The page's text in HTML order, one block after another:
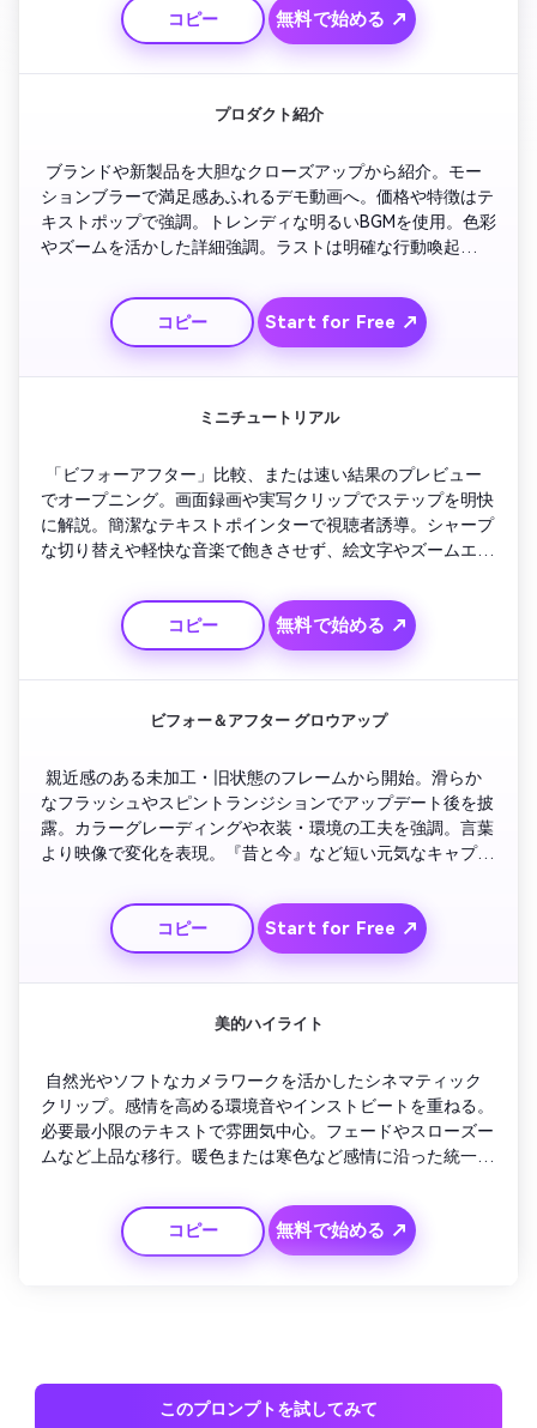
コピー
無料で始める ↗
プロダクト紹介
ブランドや新製品を大胆なクローズアップから紹介。モー
ションブラーで満足感あふれるデモ動画へ。価格や特徴はテ
キストポップで強調。トレンディな明るいBGMを使用。色彩
やズームを活かした詳細強調。ラストは明確な行動喚起
コピー Start for Free ↗
ミニチュートリアル
「ビフォーアフター」比較、または速い結果のプレビュー
でオープニング。画面録画や実写クリップでステップを明快
に解説。簡潔なテキストポインターで視聴者誘導。シャープ
な切り替えや軽快な音楽で飽きさせず、絵文字やズームエフ
コピー 無料で始める ↗
ビフォー＆アフター グロウアップ
親近感のある未加工・旧状態のフレームから開始。滑らか
なフラッシュやスピントランジションでアップデート後を披
露。カラーグレーディングや衣装・環境の工夫を強調。言葉
より映像で変化を表現。『昔と今』など短い元気なキャプシ
コピー Start for Free ↗
美的ハイライト
自然光やソフトなカメラワークを活かしたシネマティック
クリップ。感情を高める環境音やインストビートを重ねる。
必要最小限のテキストで雰囲気中心。フェードやスローズー
ムなど上品な移行。暖色または寒色など感情に沿った統一感
プデートに最適。
コピー
無料で始める ↗
このプロンプトを試してみて